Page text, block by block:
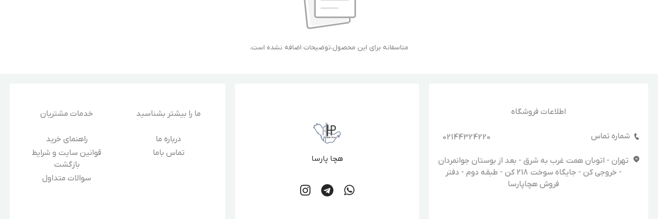
متاسفانه برای این محصول،توضیحات اضافه نشده است.
اطلاعات فروشگاه
شماره تماس 02144324220
تهران - اتوبان همت غرب به شرق - بعد از بوستان جوانمردان
- خروجی کن - جایگاه سوخت 218 کن - طبقه دوم - دفتر
فروش هچاپارسا
هچا پارسا
ما را بیشتر بشناسید
درباره‌ ما
تماس باما
خدمات مشتریان
راهنمای خرید
قوانین سایت و شرایط
بازگشت
سوالات متداول